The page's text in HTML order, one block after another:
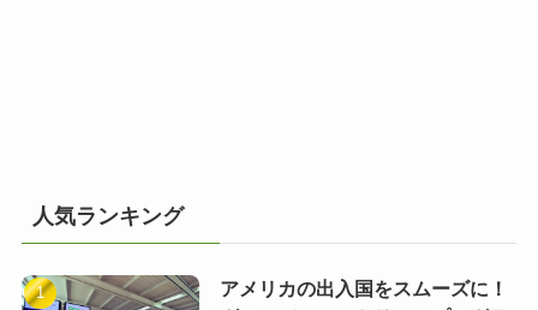
人気ランキング
アメリカの出入国をスムーズに！